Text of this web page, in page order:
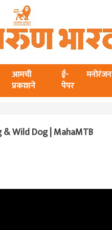
आमची
प्रकाशने
ई-
पेपर
मनोरंजन
& Wild Dog | MahaMTB